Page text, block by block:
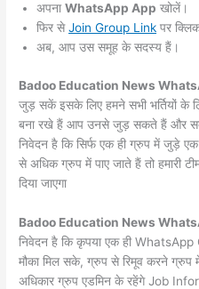
अपनाWhatsApp App खोलें।
फिर सेJoin Group Link पर
अब, आप उस समूह के सदस्य हैं।
Badoo Education News
जुड़ सकें इसके लिए हमने सभी भर्तियों
बना रखे हैं आप उनसे जुड़ सकते हैं और
निवेदन है कि सिर्फ एक ही ग्रुप में
से अधिक ग्रुप में पाए जाते हैं तो हमारी
दिया जाएगा
Badoo Education News
निवेदन है कि कृपया एक ही WhatsApp
मौका मिल सके, ग्रुप से रिमूव करने
अधिकार ग्रुप एडमिन के रहेंगे Job